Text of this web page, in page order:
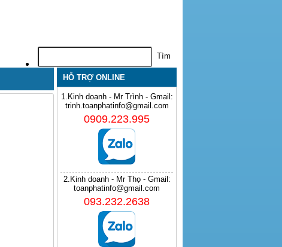
HỖ TRỢ ONLINE
1.Kinh doanh - Mr Trình - Gmail:
trinh.toanphatinfo@gmail.com
0909.223.995
2.Kinh doanh - Mr Thọ - Gmail:
toanphatinfo@gmail.com
093.232.2638